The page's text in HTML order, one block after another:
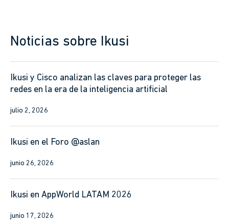
Noticias sobre Ikusi
Ikusi y Cisco analizan las claves para proteger las
redes en la era de la inteligencia artificial
julio 2, 2026
Ikusi en el Foro @aslan
junio 26, 2026
Ikusi en AppWorld LATAM 2026
junio 17, 2026